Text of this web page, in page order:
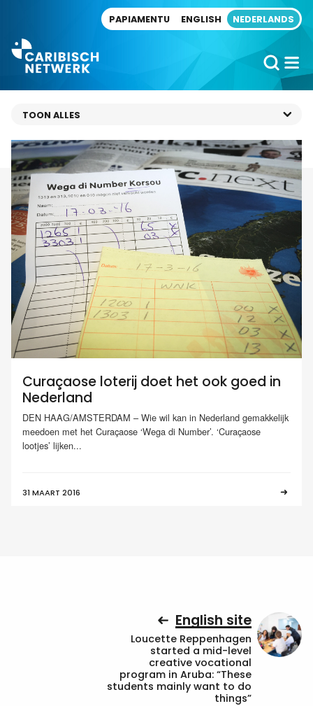
PAPIAMENTU ENGLISH NEDERLANDS
Curaçaose loterij doet het ook goed in
Nederland
DEN HAAG/AMSTERDAM – Wie wil kan in Nederland gemakkelijk
meedoen met het Curaçaose ‘Wega di Number’. ‘Curaçaose
lootjes’ lijken...
31 MAART 2016
English site
Loucette Reppenhagen
started a mid-level
creative vocational
program in Aruba: “These
students mainly want to do
things”